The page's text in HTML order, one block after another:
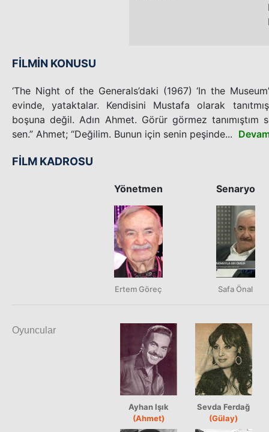
FİLMİN KONUSU
‘The Night of the Generals’daki (1967) ‘In the
evinde, yataktalar. Kendisini Mustafa olarak
boşuna değil. Adın Ahmet. Görür görmez tanımıştım
sen.” Ahmet; “Değilim. Bunun için senin peşinde...
FİLM KADROSU
Yönetmen
Ertem Göreç
Senaryo
Safa Önal
Oyuncular
Ayhan Işık
(Ahmet)
Sevda Ferdağ
(Gülay)